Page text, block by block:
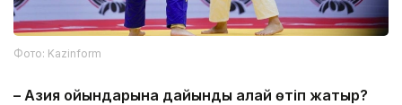
Фото: Kazinform
– Азия ойындарына дайындық қалай өтіп жатыр?